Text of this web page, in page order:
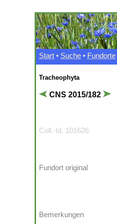
Start • Suche • Fundorte
Tracheophyta
CNS 2015/182
Coll.-Id. 101626
Fundort original
Bemerkungen